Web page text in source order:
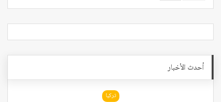
أحدث الأخبار
تركيا